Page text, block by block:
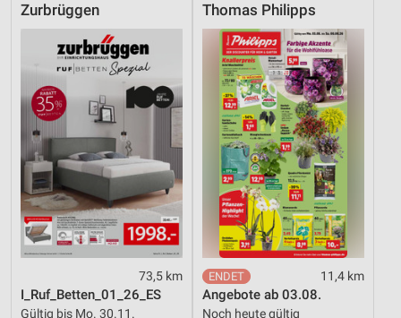
Zurbrüggen
73,5 km
I_Ruf_Betten_01_26_ES
Gültig bis Mo. 30.11.
Thomas Philipps
11,4 km
Angebote ab 03.08.
Noch heute gültig